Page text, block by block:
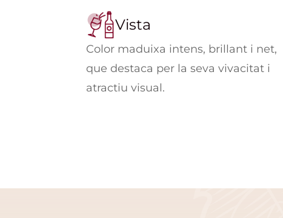
Vista
Color maduixa intens, brillant i net,
que destaca per la seva vivacitat i
atractiu visual.